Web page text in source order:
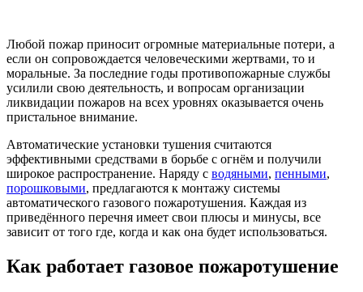
Любой пожар приносит огромные материальные потери, а
если он сопровождается человеческими жертвами, то и
моральные. За последние годы противопожарные службы
усилили свою деятельность, и вопросам организации
ликвидации пожаров на всех уровнях оказывается очень
пристальное внимание.
Автоматические установки тушения считаются
эффективными средствами в борьбе с огнём и получили
широкое распространение. Наряду с водяными, пенными,
порошковыми, предлагаются к монтажу системы
автоматического газового пожаротушения. Каждая из
приведённого перечня имеет свои плюсы и минусы, все
зависит от того где, когда и как она будет использоваться.
Как работает газовое пожаротушение